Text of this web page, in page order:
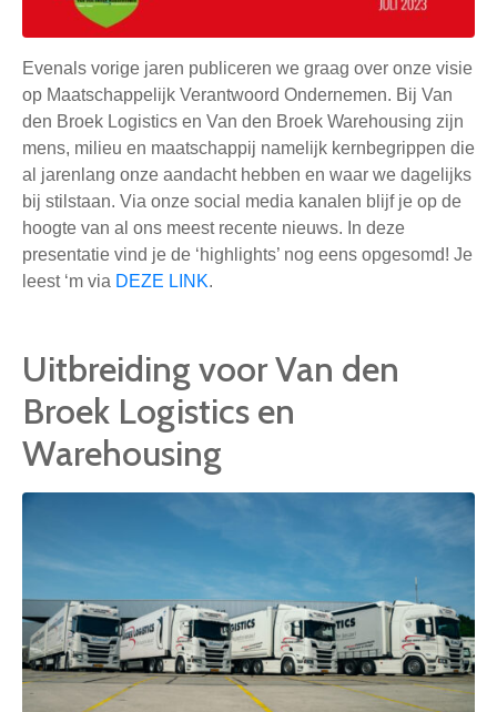
Evenals vorige jaren publiceren we graag over onze visie
op Maatschappelijk Verantwoord Ondernemen. Bij Van
den Broek Logistics en Van den Broek Warehousing zijn
mens, milieu en maatschappij namelijk kernbegrippen die
al jarenlang onze aandacht hebben en waar we dagelijks
bij stilstaan. Via onze social media kanalen blijf je op de
hoogte van al ons meest recente nieuws. In deze
presentatie vind je de ‘highlights’ nog eens opgesomd! Je
leest ‘m via DEZE LINK.
Uitbreiding voor Van den
Broek Logistics en
Warehousing